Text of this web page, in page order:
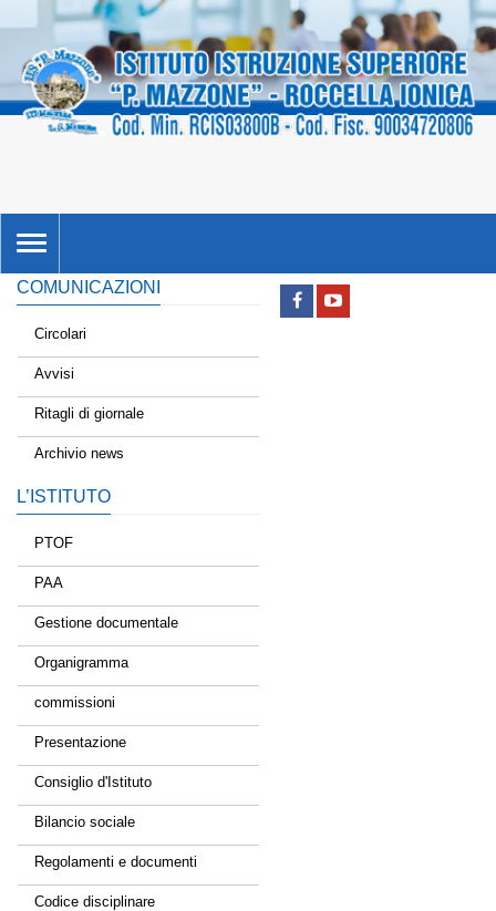
TOGGLE
NAVIGATION
COMUNICAZIONI
Circolari
Avvisi
Ritagli di giornale
Archivio news
L’ISTITUTO
PTOF
PAA
Gestione documentale
Organigramma
commissioni
Presentazione
Consiglio d'Istituto
Bilancio sociale
Regolamenti e documenti
Codice disciplinare